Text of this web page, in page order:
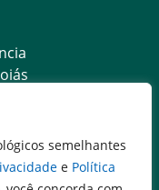
semelhantes
e Política
ao Cidadão